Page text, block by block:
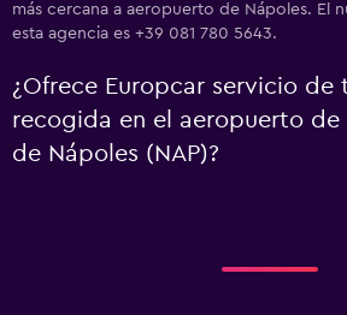
más cercana a aeropuerto de Nápoles. El
esta agencia es +39 081 780 5643.
¿Ofrece Europcar servicio de
recogida en el aeropuerto
de Nápoles (NAP)?